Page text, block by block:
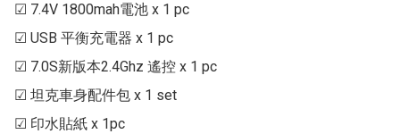
☑ 7.4V 1800mah電池 x 1 pc
☑ USB 平衡充電器 x 1 pc
☑ 7.0S新版本2.4Ghz 遙控 x 1 pc
☑ 坦克車身配件包 x 1 set
☑ 印水貼紙 x 1pc